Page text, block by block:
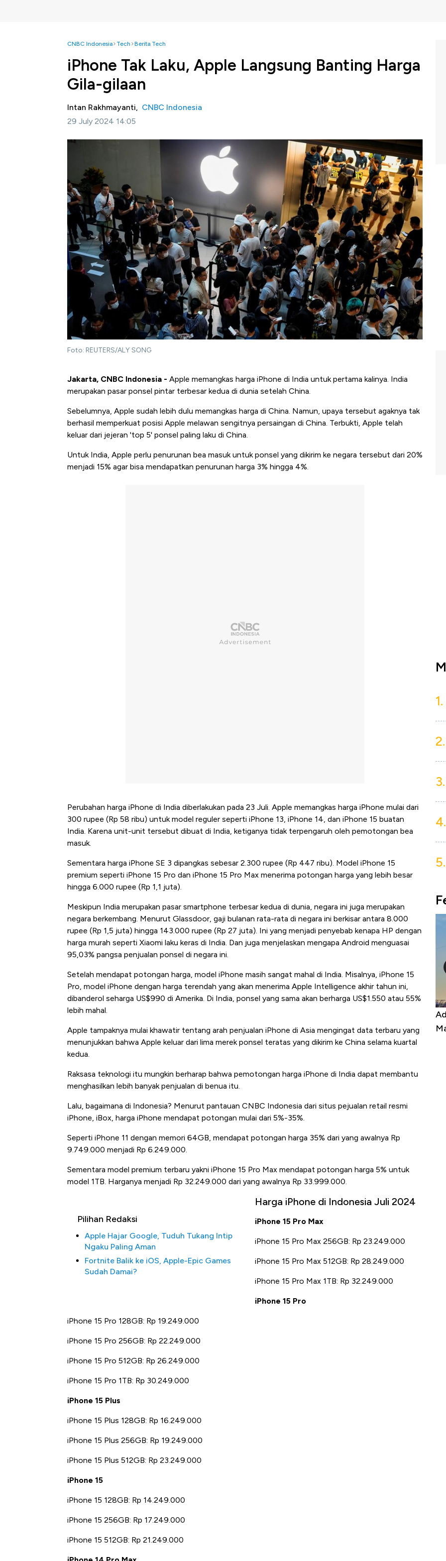
CNBC Indonesia Tech Berita Tech
iPhone Tak Laku, Apple Langsung Banting Harga
Gila-gilaan
Intan Rakhmayanti, CNBC Indonesia
29 July 2024 14:05
Foto: REUTERS/ALY SONG
Jakarta, CNBC Indonesia - Apple memangkas harga iPhone di India untuk pertama kalinya. India
merupakan pasar ponsel pintar terbesar kedua di dunia setelah China.
Sebelumnya, Apple sudah lebih dulu memangkas harga di China. Namun, upaya tersebut agaknya tak
berhasil memperkuat posisi Apple melawan sengitnya persaingan di China. Terbukti, Apple telah
keluar dari jejeran 'top 5' ponsel paling laku di China.
Untuk India, Apple perlu penurunan bea masuk untuk ponsel yang dikirim ke negara tersebut dari 20%
menjadi 15% agar bisa mendapatkan penurunan harga 3% hingga 4%.
Perubahan harga iPhone di India diberlakukan pada 23 Juli. Apple memangkas harga iPhone mulai dari
300 rupee (Rp 58 ribu) untuk model reguler seperti iPhone 13, iPhone 14, dan iPhone 15 buatan
India. Karena unit-unit tersebut dibuat di India, ketiganya tidak terpengaruh oleh pemotongan bea
masuk.
Sementara harga iPhone SE 3 dipangkas sebesar 2.300 rupee (Rp 447 ribu). Model iPhone 15
premium seperti iPhone 15 Pro dan iPhone 15 Pro Max menerima potongan harga yang lebih besar
hingga 6.000 rupee (Rp 1,1 juta).
Meskipun India merupakan pasar smartphone terbesar kedua di dunia, negara ini juga merupakan
negara berkembang. Menurut Glassdoor, gaji bulanan rata-rata di negara ini berkisar antara 8.000
rupee (Rp 1,5 juta) hingga 143.000 rupee (Rp 27 juta). Ini yang menjadi penyebab kenapa HP dengan
harga murah seperti Xiaomi laku keras di India. Dan juga menjelaskan mengapa Android menguasai
95,03% pangsa penjualan ponsel di negara ini.
Setelah mendapat potongan harga, model iPhone masih sangat mahal di India. Misalnya, iPhone 15
Pro, model iPhone dengan harga terendah yang akan menerima Apple Intelligence akhir tahun ini,
dibanderol seharga US$990 di Amerika. Di India, ponsel yang sama akan berharga US$1.550 atau 55%
lebih mahal.
Apple tampaknya mulai khawatir tentang arah penjualan iPhone di Asia mengingat data terbaru yang
menunjukkan bahwa Apple keluar dari lima merek ponsel teratas yang dikirim ke China selama kuartal
kedua.
Raksasa teknologi itu mungkin berharap bahwa pemotongan harga iPhone di India dapat membantu
menghasilkan lebih banyak penjualan di benua itu.
Lalu, bagaimana di Indonesia? Menurut pantauan CNBC Indonesia dari situs pejualan retail resmi
iPhone, iBox, harga iPhone mendapat potongan mulai dari 5%-35%.
Seperti iPhone 11 dengan memori 64GB, mendapat potongan harga 35% dari yang awalnya Rp
9.749.000 menjadi Rp 6.249.000.
Sementara model premium terbaru yakni iPhone 15 Pro Max mendapat potongan harga 5% untuk
model 1TB. Harganya menjadi Rp 32.249.000 dari yang awalnya Rp 33.999.000.
Pilihan Redaksi
Apple Hajar Google, Tuduh Tukang Intip
Ngaku Paling Aman
Fortnite Balik ke iOS, Apple-Epic Games
Sudah Damai?
Harga iPhone di Indonesia Juli 2024
iPhone 15 Pro Max
iPhone 15 Pro Max 256GB: Rp 23.249.000
iPhone 15 Pro Max 512GB: Rp 28.249.000
iPhone 15 Pro Max 1TB: Rp 32.249.000
iPhone 15 Pro
iPhone 15 Pro 128GB: Rp 19.249.000
iPhone 15 Pro 256GB: Rp 22.249.000
iPhone 15 Pro 512GB: Rp 26.249.000
iPhone 15 Pro 1TB: Rp 30.249.000
iPhone 15 Plus
iPhone 15 Plus 128GB: Rp 16.249.000
iPhone 15 Plus 256GB: Rp 19.249.000
iPhone 15 Plus 512GB: Rp 23.249.000
iPhone 15
iPhone 15 128GB: Rp 14.249.000
iPhone 15 256GB: Rp 17.249.000
iPhone 15 512GB: Rp 21.249.000
1.
2.
3.
4.
5.
Tembaga Terbang ke Zona Berbahaya